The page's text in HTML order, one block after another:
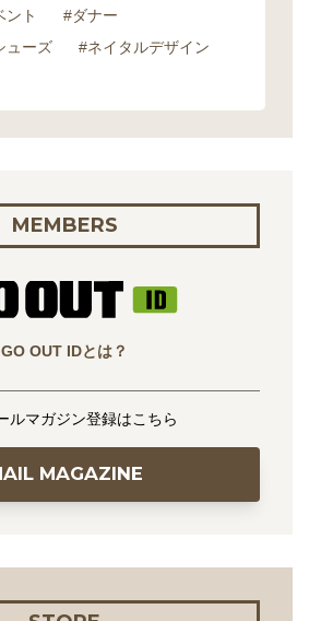
ント
#ダナー
ューズ
#ネイタルデザイン
MEMBERS
GO OUT IDとは？
ルマガジン登録はこちら
MAGAZINE